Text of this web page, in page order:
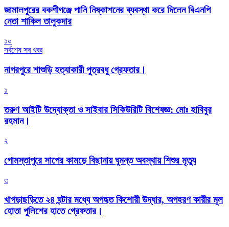
জামালপুরের বকশীগঞ্জে পানি নিষ্কাশনের ব্যবস্থা করে দিলেন বিএনপি
নেতা শাকিল তালুকদার
১০
সর্বশেষ সব খবর
নাগরপুরে শাশুড়ি হত্যাকারী পুত্রবধু গ্রেফতার।
১
তরুণ আইটি উদ্যোক্তা ও সাইবার সিকিউরিটি বিশেষজ্ঞ: মোঃ হাবিবুর
রহমান।
২
গোমস্তাপুরে সাপের কামড়ে বিছানায় ঘুমন্ত অবস্থায় শিশুর মৃত্যু
৩
খাগড়াছড়িতে ২৪ ঘন্টার মধ্যে অপহৃত কিশোরী উদ্ধার, অপহরণ কারীর মূল
হোতা পুলিশের হাতে গ্রেফতার।